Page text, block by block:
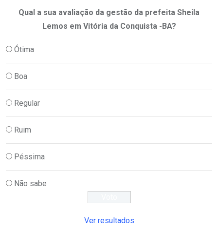
Qual a sua avaliação da gestão da prefeita Sheila
Lemos em Vitória da Conquista -BA?
Ótima
Boa
Regular
Ruim
Péssima
Não sabe
Ver resultados